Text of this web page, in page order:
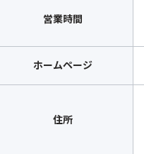
営業時間
ホームページ
住所